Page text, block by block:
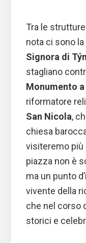
Tra le
nota ci sono la
Signora di Týn
stagliano
Monumento
riformatore
San Nicola,
chiesa
visiteremo più
piazza non è
ma un punto
vivente della
che nel corso
storici e